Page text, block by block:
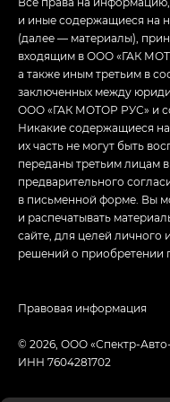
и иные содержащиеся на
(далее — материалы),
входящим в ООО «ГАК
а также иным третьим в
заключенных между
ООО «ГАК МОТОР РУС» и
Никакие содержащиеся
их часть не могут быть
переданы третьим лицам
предварительного
в письменной форме. Вы
и распечатывать
сайте, для целей личного
решений о приобретении
© 2026, ООО «Спектр-Авто-
ИНН 7604281702
Правовая информация